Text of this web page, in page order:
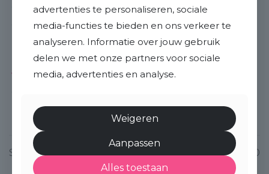
Onze klanten kiezen ons wegens onze toewijding,
onze lokale marktkennis en ons vermogen om
resultaten te leveren. Benieuwd naar wat wij voor
u kunnen betekenen? Bezoek ons op onze
websiteen ontdek hoe wij u als makelaar Bergen
uw droomhuis.
Share 0
advertenties te personaliseren, sociale
media-functies te bieden en ons verkeer te
analyseren. Informatie over jouw gebruik
delen we met onze partners voor sociale
media, advertenties en analyse.
Weigeren
Aanpassen
Alles toestaan